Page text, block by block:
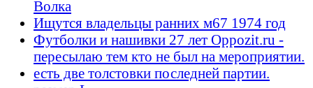
Волка
Ищутся владельцы ранних м67 1974 год
Футболки и нашивки 27 лет Oppozit.ru -
пересылаю тем кто не был на мероприятии.
есть две толстовки последней партии.